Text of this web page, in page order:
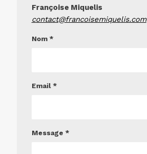
Françoise Miquelis
contact@francoisemiquelis.com
Nom *
Email *
Message *